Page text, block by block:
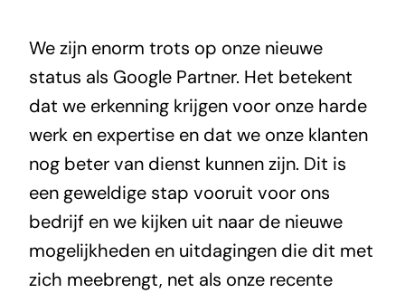
We zijn enorm trots op onze nieuwe
status als Google Partner. Het betekent
dat we erkenning krijgen voor onze harde
werk en expertise en dat we onze klanten
nog beter van dienst kunnen zijn. Dit is
een geweldige stap vooruit voor ons
bedrijf en we kijken uit naar de nieuwe
mogelijkheden en uitdagingen die dit met
zich meebrengt, net als onze recente